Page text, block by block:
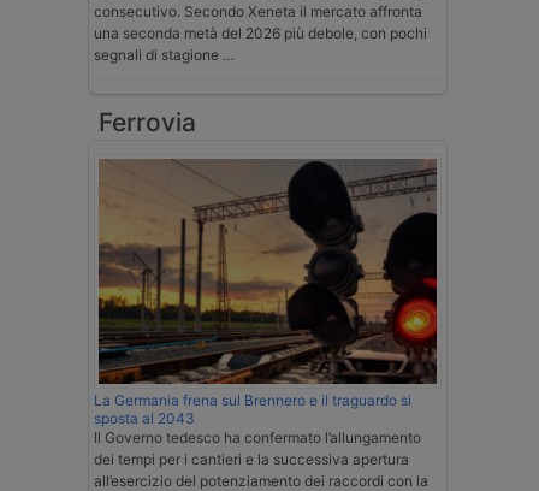
consecutivo. Secondo Xeneta il mercato affronta
una seconda metà del 2026 più debole, con pochi
segnali di stagione …
Ferrovia
La Germania frena sul Brennero e il traguardo si
sposta al 2043
Il Governo tedesco ha confermato l’allungamento
dei tempi per i cantieri e la successiva apertura
all’esercizio del potenziamento dei raccordi con la